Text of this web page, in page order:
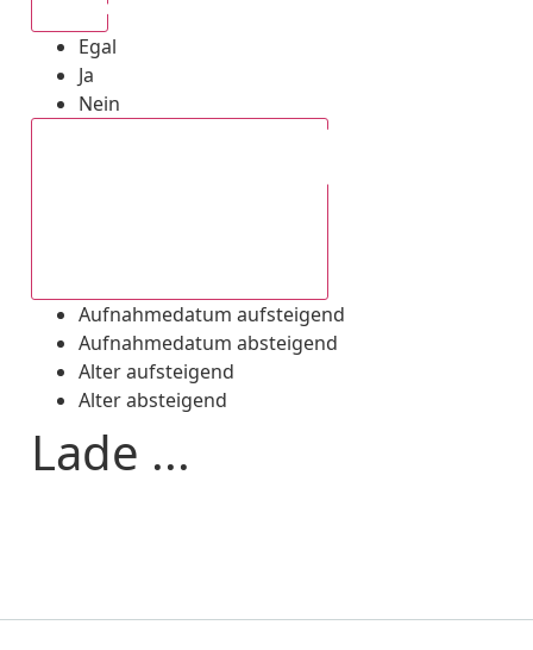
Egal
Ja
Nein
Aufnahmedatum aufsteigend
Aufnahmedatum absteigend
Alter aufsteigend
Alter absteigend
Lade ...